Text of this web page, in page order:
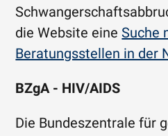
die Website eineSuche
Beratungsstellen in der
BZgA - HIV/AIDS
Die Bundeszentrale für